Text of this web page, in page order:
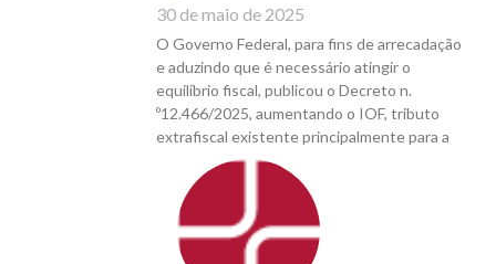
30 de maio de 2025
O Governo Federal, para fins de arrecadação
e aduzindo que é necessário atingir o
equilíbrio fiscal, publicou o Decreto n.
º12.466/2025, aumentando o IOF, tributo
extrafiscal existente principalmente para a